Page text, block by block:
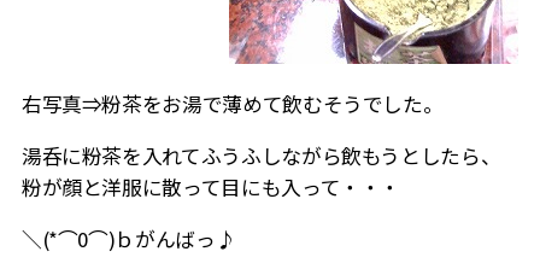
右写真⇒粉茶をお湯で薄めて飲むそうでした。
湯呑に粉茶を入れてふうふしながら飲もうとしたら、
粉が顔と洋服に散って目にも入って・・・
＼(*⌒0⌒)ｂがんばっ♪